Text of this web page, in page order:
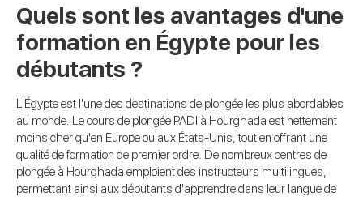
Quels sont les avantages d'une
formation en Égypte pour les
débutants ?
L'Égypte est l'une des destinations de plongée les plus abordables
au monde. Le cours de plongée PADI à Hourghada est nettement
moins cher qu'en Europe ou aux États-Unis, tout en offrant une
qualité de formation de premier ordre. De nombreux centres de
plongée à Hourghada emploient des instructeurs multilingues,
permettant ainsi aux débutants d'apprendre dans leur langue de